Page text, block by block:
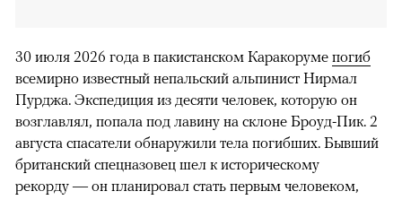
30 июля 2026 года в пакистанском Каракоруме погиб
всемирно известный непальский альпинист Нирмал
Пурджа. Экспедиция из десяти человек, которую он
возглавлял, попала под лавину на склоне Броуд-Пик. 2
августа спасатели обнаружили тела погибших. Бывший
британский спецназовец шел к историческому
рекорду — он планировал стать первым человеком,